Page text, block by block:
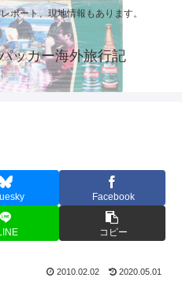
ポート、現地情報もあります。
ッカー海外旅行記
Facebook
コピー
2010.02.02 2020.05.01